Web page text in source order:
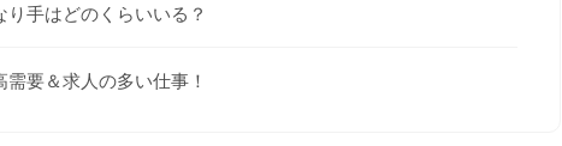
り手はどのくらいいる？
需要＆求人の多い仕事！